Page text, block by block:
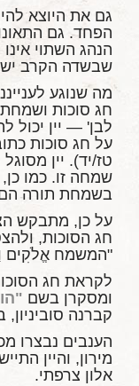
גם את היוצא
הפחד. גם
הנהג השתוי
שבשדה הקרב יש
מה שנוגע
חג סוכות
לבן' — יין יכול
על חג סוכות
טז/יד). יין
שמחה זו. כמו
בשמחת תורה
על כן, מתבקש
חג הסוכות,
"המשמח אֱלֹקִים
לקראת חג
ומסקרן בשם
קברנה
הענבים נבצרו
אלון צרפתי.